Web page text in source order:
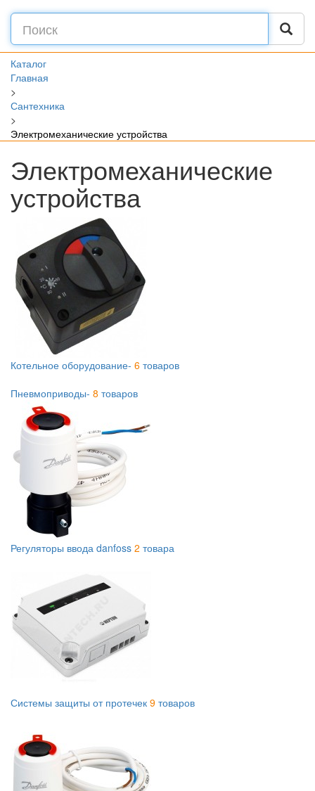
Каталог
Главная
>
Сантехника
>
Электромеханические устройства
Электромеханические
устройства
Котельное оборудование- 6 товаров
Пневмоприводы- 8 товаров
Регуляторы ввода danfoss 2 товара
Системы защиты от протечек 9 товаров